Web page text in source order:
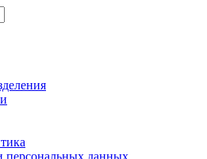
персональных данных